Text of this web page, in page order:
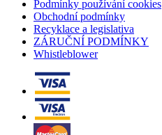
Podmínky používání cookies
Obchodní podmínky
Recyklace a legislativa
ZÁRUČNÍ PODMÍNKY
Whistleblower